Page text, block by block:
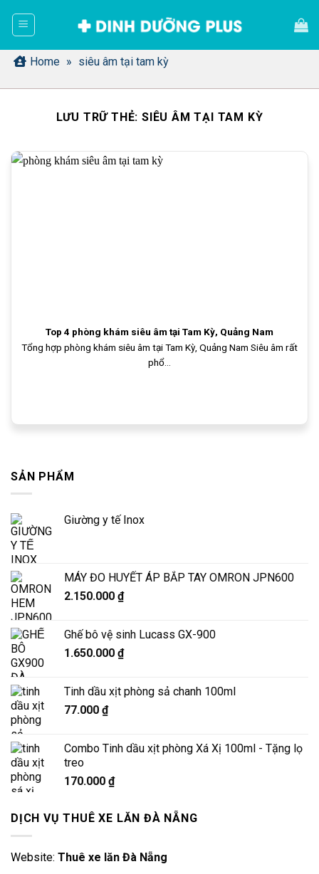
dung Home » siêu âm tại tam kỳ
LƯU TRỮ THẺ: SIÊU ÂM TẠI TAM KỲ
Top 4 phòng khám siêu âm tại Tam Kỳ, Quảng Nam
Tổng hợp phòng khám siêu âm tại Tam Kỳ, Quảng Nam Siêu âm rất
phổ...
SẢN PHẨM
Giường y tế Inox
MÁY ĐO HUYẾT ÁP BẮP TAY OMRON JPN600
2.150.000 ₫
Ghế bô vệ sinh Lucass GX-900
1.650.000 ₫
Tinh dầu xịt phòng sả chanh 100ml
77.000 ₫
Combo Tinh dầu xịt phòng Xá Xị 100ml - Tặng lọ
treo
170.000 ₫
DỊCH VỤ THUÊ XE LĂN ĐÀ NẴNG
Website: Thuê xe lăn Đà Nẵng